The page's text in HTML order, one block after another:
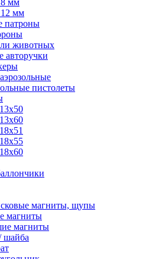
мм
патроны
животных
авторучки
пистолеты
13х50
13х60
18х51
18х55
18х60
магниты, щупы
магниты
магниты
шайба